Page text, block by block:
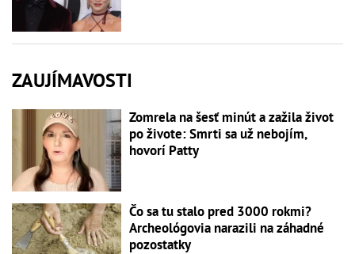
ZAUJÍMAVOSTI
Zomrela na šesť minút a zažila život
po živote: Smrti sa už nebojím,
hovorí Patty
Čo sa tu stalo pred 3000 rokmi?
Archeológovia narazili na záhadné
pozostatky